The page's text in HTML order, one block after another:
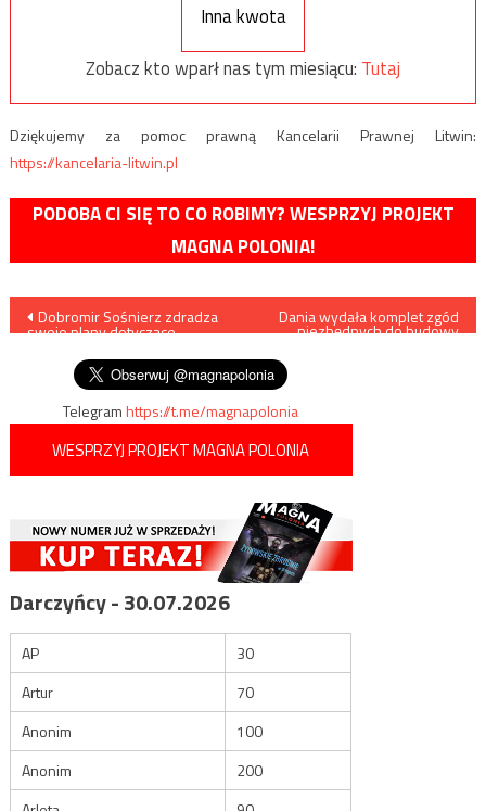
Inna kwota
Zobacz kto wparł nas tym miesiącu: Tutaj
Dziękujemy za pomoc prawną Kancelarii Prawnej Litwin:
https://kancelaria-litwin.pl
PODOBA CI SIĘ TO CO ROBIMY? WESPRZYJ PROJEKT
MAGNA POLONIA!
Nawigacja
wpisu
Dobromir Sośnierz zdradza
swoje plany dotyczące
Dania wydała komplet zgód
niezbędnych do budowy
Telegramhttps://t.me/magnapolonia
WESPRZYJ PROJEKT MAGNA POLONIA
Darczyńcy - 30.07.2026
AP
30
Artur
70
Anonim
100
Anonim
200